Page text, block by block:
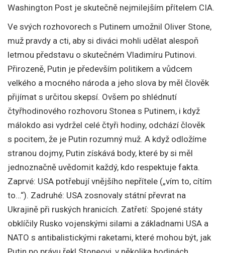
Washington Post je skutečně nejmilejším přítelem CIA.
Ve svých rozhovorech s Putinem umožnil Oliver Stone,
muž pravdy a cti, aby si diváci mohli udělat alespoň
letmou představu o skutečném Vladimíru Putinovi.
Přirozeně, Putin je především politikem a vůdcem
velkého a mocného národa a jeho slova by měl člověk
přijímat s určitou skepsí. Ovšem po shlédnutí
čtyřhodinového rozhovoru Stonea s Putinem, i když
málokdo asi vydržel celé čtyři hodiny, odchází člověk
s pocitem, že je Putin rozumný muž. A když odložíme
stranou dojmy, Putin získává body, které by si měl
jednoznačně uvědomit každý, kdo respektuje fakta.
Zaprvé: USA potřebují vnějšího nepřítele („vím to, cítím
to…“). Zadruhé: USA zosnovaly státní převrat na
Ukrajině při ruských hranicích. Zatřetí: Spojené státy
obklíčily Rusko vojenskými silami a základnami USA a
NATO s antibalistickými raketami, které mohou být, jak